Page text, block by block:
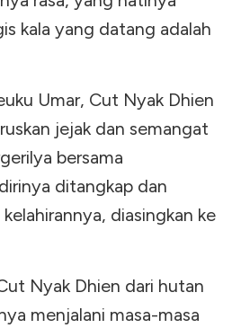
kala yang datang adalah
Umar, Cut Nyak Dhien
jejak dan semangat
bersama
ditangkap dan
diasingkan ke
Nyak Dhien dari hutan
menjalani masa-masa